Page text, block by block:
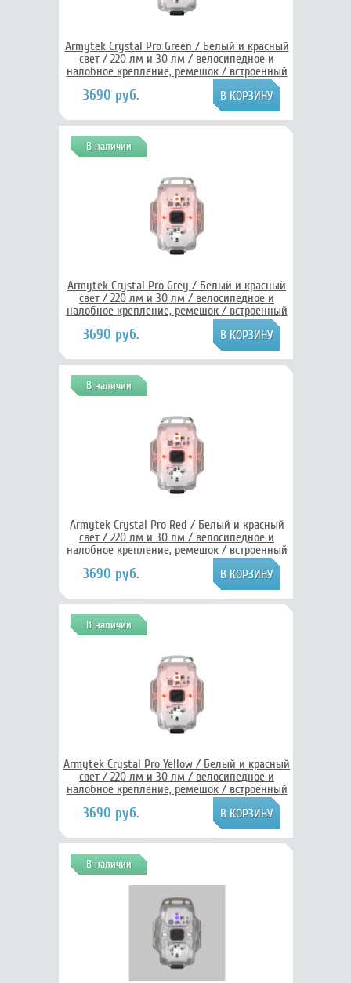
Armytek Crystal Pro Green / Белый и красный
свет / 220 лм и 30 лм / велосипедное и
налобное крепление, ремешок / встроенный
Li-Pol аккумулятор, Armytek F07101GR
3690 руб.
В наличии
Armytek Crystal Pro Grey / Белый и красный
свет / 220 лм и 30 лм / велосипедное и
налобное крепление, ремешок / встроенный
Li-Pol аккумулятор, Armytek F07101G
3690 руб.
В наличии
Armytek Crystal Pro Red / Белый и красный
свет / 220 лм и 30 лм / велосипедное и
налобное крепление, ремешок / встроенный
Li-Pol аккумулятор, Armytek F07101R
3690 руб.
В наличии
Armytek Crystal Pro Yellow / Белый и красный
свет / 220 лм и 30 лм / велосипедное и
налобное крепление, ремешок / встроенный
Li-Pol аккумулятор, Armytek F07101Y
3690 руб.
В наличии